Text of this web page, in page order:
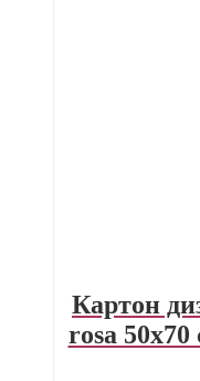
Картон
rosa